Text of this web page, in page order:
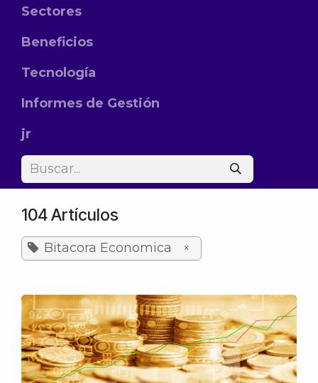
Sectores
Beneficios
Tecnología
Informes de Gestión
jr
104 Artículos
Bitacora Economica ×